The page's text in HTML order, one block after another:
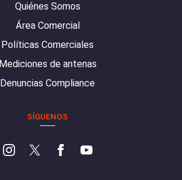
Quiénes Somos
Área Comercial
Políticas Comerciales
Mediciones de antenas
Denuncias Compliance
SÍGUENOS